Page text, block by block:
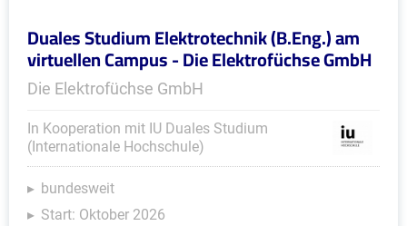
Duales Studium Elektrotechnik (B.Eng.) am
virtuellen Campus - Die Elektrofüchse GmbH
Die Elektrofüchse GmbH
In Kooperation mit IU Duales Studium
(Internationale Hochschule)
bundesweit
Start: Oktober 2026